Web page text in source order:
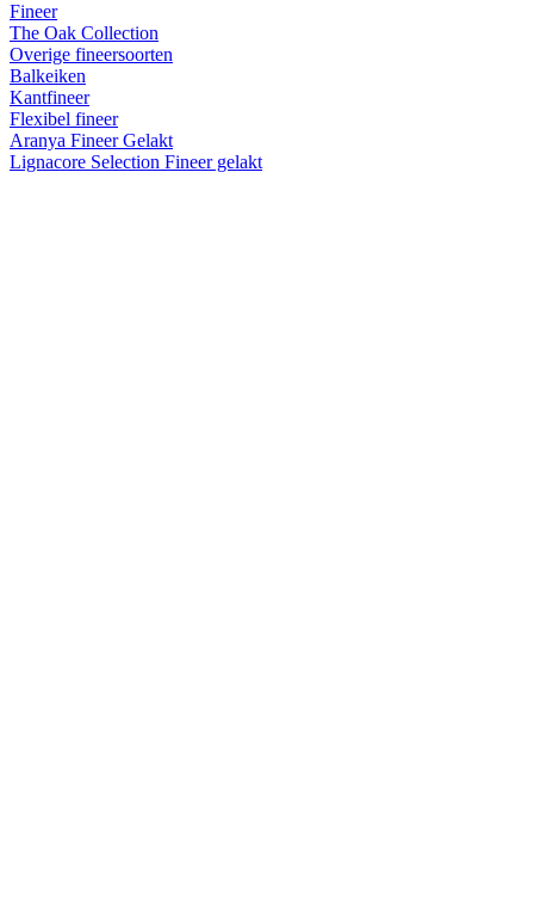
Fineer
The Oak Collection
Overige fineersoorten
Balkeiken
Kantfineer
Flexibel fineer
Aranya Fineer Gelakt
Lignacore Selection Fineer gelakt